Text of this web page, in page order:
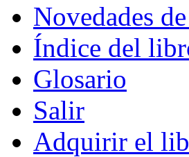
Novedades
Índice del
Glosario
Salir
Adquirir el